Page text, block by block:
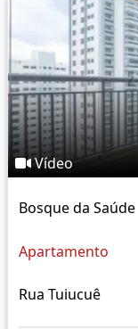
Vídeo
Bosque da Saúde
Apartamento
Rua Tuiucuê